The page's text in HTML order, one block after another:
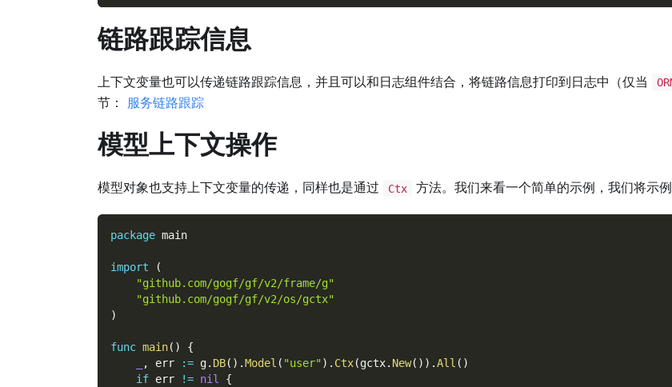
链路跟踪信息
上下文变量也可以传递链路跟踪信息，并且可以和日志组件结合，将链路信息打印到日志中（仅当
节： 服务链路跟踪
模型上下文操作
模型对象也支持上下文变量的传递，同样也是通过 Ctx 方法。我们来看一个简单的示例，我们将示
package main
import
(
"github.com/gogf/gf/v2/frame/g"
"github.com/gogf/gf/v2/os/gctx"
)
func main( )
{
, err := g. DB( ) .Model ( "user") . Ctx(gctx. New( ) ) .All ( )
if err != nil
{